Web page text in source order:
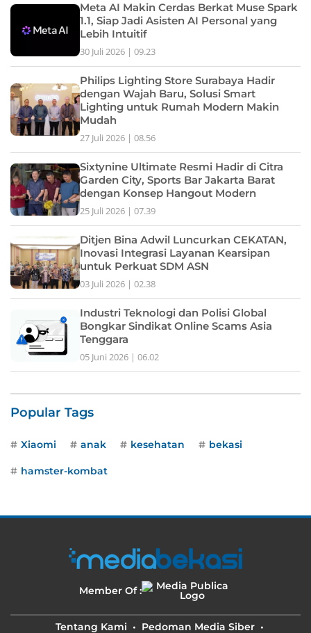
Meta AI Makin Cerdas Berkat Muse Spark
1.1, Siap Jadi Asisten AI Personal yang
Lebih Intuitif
30 Juli 2026 | 09.23
Philips Lighting Store Surabaya Hadir
dengan Wajah Baru, Solusi Smart
Lighting untuk Rumah Modern Makin
Mudah
27 Juli 2026 | 08.56
Sixtynine Ultimate Resmi Hadir di Citra
Garden City, Sports Bar Jakarta Barat
dengan Konsep Hangout Modern
25 Juli 2026 | 07.39
Ditjen Bina Adwil Luncurkan CEKATAN,
Inovasi Integrasi Layanan Kearsipan
untuk Perkuat SDM ASN
03 Juli 2026 | 02.38
Industri Teknologi dan Polisi Global
Bongkar Sindikat Online Scams Asia
Tenggara
05 Juni 2026 | 06.02
Popular Tags
Xiaomi anak kesehatan bekasi
hamster-kombat
Member Of :
Tentang Kami Pedoman Media Siber